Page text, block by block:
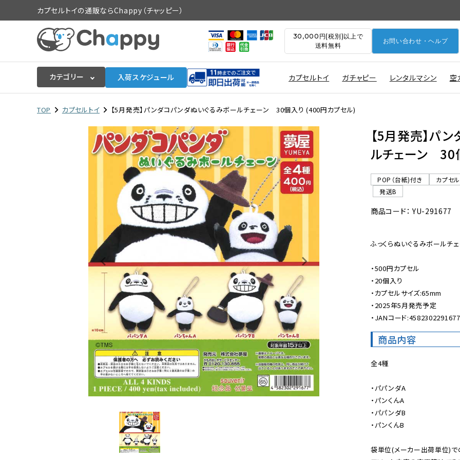
カプセルトイの通販ならChappy（チャッピー）
30,000円(税別)以上で
送料無料
お問い合わせ・ヘルプ
カテゴリー 入荷スケジュール カプセルトイ ガチャピー レンタルマシン 空
ログイン 会員登録
入荷スケジュールをチェック
よくあるご質問
ご利用ガイド
06-6282-7659
TOP カプセルトイ 【5月発売】パンダコパンダぬいぐるみボールチェーン 30個入り (400円カプセル)
【5月発売】パ
ルチェーン 30
POP（台紙)付き
カプセ
発送B
商品コード： YU-291677
ふっくらぬいぐるみボールチ
・500円カプセル
・20個入り
・カプセルサイズ:65mm
・2025年5月発売予定
・JANコード:4582302291677
商品内容
全4種
・パパンダA
・パンくんA
・パパンダB
・パンくんB
袋単位(メーカー出荷単位)で